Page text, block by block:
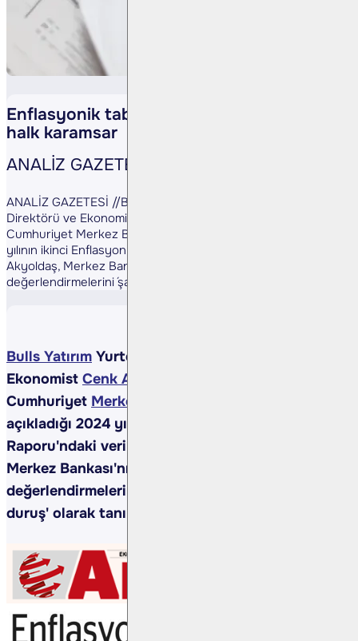
Enflasyonik tabloda, piyasalar iyimser,
halk karamsar
ANALİZ GAZETESİ
ANALİZ GAZETESİ //Bulls Yatırım Yurtdışı Piyasalar
Direktörü ve Ekonomist Cenk Akyoldaş, Türkiye
Cumhuriyet Merkez Bankası´nın (TCMB), dün açıkladığı 2024
yılının ikinci Enflasyon Raporu´ndaki verileri değerlendirdi.
Akyoldaş, Merkez Bankası´nın tahmin aralığını ve yapısal
değerlendirmelerini ´şahin ama veriye bağlı ...
Bulls Yatırım Yurtdışı Piyasalar Direktörü ve
Ekonomist Cenk Akyoldaş
Cumhuriyet Merkez Bankası
açıkladığı 2024 yılının ikinci Enflasyon
Raporu'ndaki verileri değerlendirdi. Akyoldaş,
Merkez Bankası'nın tahmin aralığını ve yapısal
değerlendirmelerini 'şahin ama veriye bağlı bir
duruş' olarak tanımladı.